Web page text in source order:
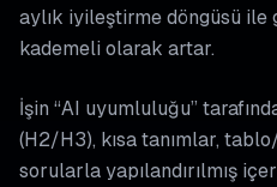
aylık iyileştirme döngüsü ile
kademeli olarak artar.
İşin “AI uyumluluğu”
(H2/H3), kısa tanımlar,
sorularla yapılandırılmış